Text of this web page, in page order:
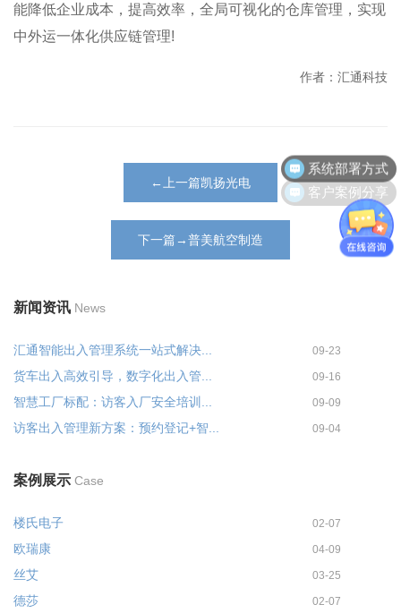
能降低企业成本，提高效率，全局可视化的仓库管理，实现
中外运一体化供应链管理!
作者：汇通科技
←上一篇凯扬光电
下一篇→普美航空制造
新闻资讯 News
汇通智能出入管理系统一站式解决... 09-23
货车出入高效引导，数字化出入管... 09-16
智慧工厂标配：访客入厂安全培训... 09-09
访客出入管理新方案：预约登记+智... 09-04
案例展示 Case
楼氏电子 02-07
欧瑞康 04-09
丝艾 03-25
德莎 02-07
客户案例分享